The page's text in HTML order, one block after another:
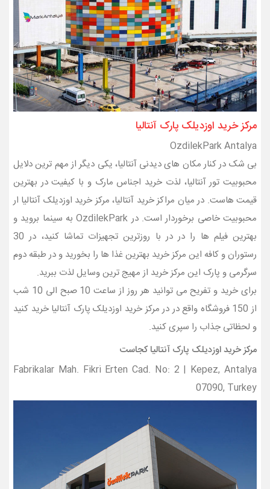
مرکز خرید اوزدیلک پارک آنتالیا
OzdilekPark Antalya
بی شک در کنار مکان های دیدنی آنتالیا، یکی دیگر از مهم ترین دلایل
محبوبیت تور آنتالیا، لذت خرید اجناس مارک و با کیفیت در بهترین
قیمت هاست. در میان مراکز خرید آنتالیا، مرکز خرید اوزدیلک آنتالیا ار
محبوبیت خاصی برخوردار است. در OzdilekPark به سینما بروید و
بهترین فیلم ها را در در با روزترین تجهیزات تماشا کنید، در 30
رستوران و کافه این مرکز خرید بهترین غذا ها را بخورید و در طبقه دوم
سرگرمی و پارک این مرکز خرید از مهیج ترین وسایل لذت ببرید.
برای خرید و تفریح می توانید هر روز از ساعت 10 صبح الی 10 شب
از 150 فروشگاه واقع در در مرکز خرید اوزدیلک پارک آنتالیا خرید کنید
و لحظاتی جذاب را سپری کنید.
مرکز خرید اوزدیلک پارک آنتالیا کجاست
Fabrikalar Mah. Fikri Erten Cad. No: 2 | Kepez, Antalya
07090, Turkey